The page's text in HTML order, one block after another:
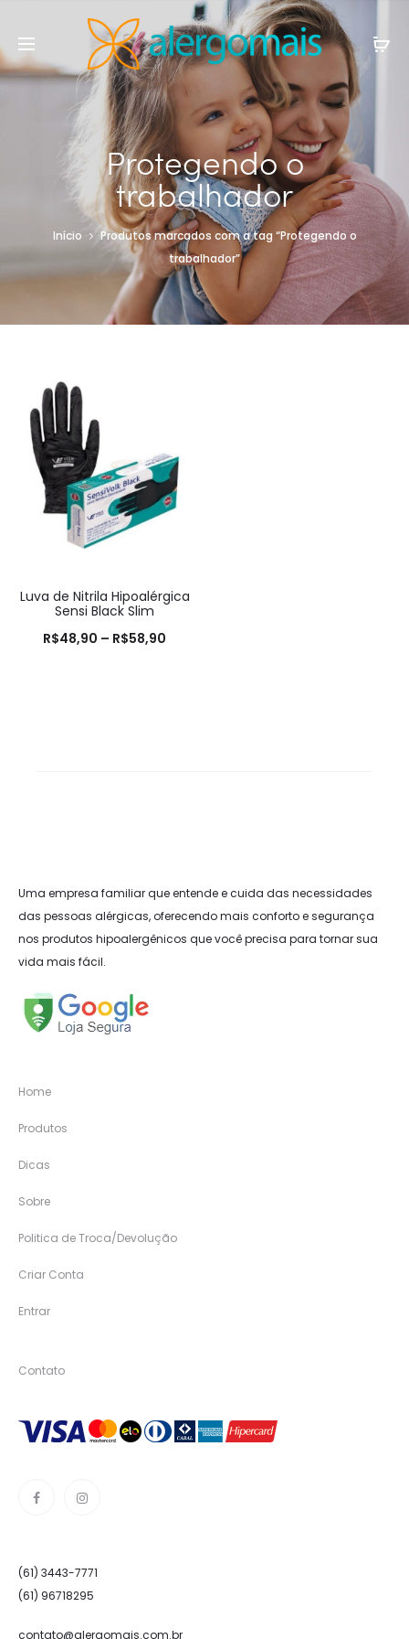
Protegendo o
trabalhador
Início
Produtos marcados com a tag “Protegendo o
trabalhador”
Luva de Nitrila Hipoalérgica
Sensi Black Slim
R$48,90 – R$58,90
Uma empresa familiar que entende e cuida das necessidades
das pessoas alérgicas, oferecendo mais conforto e segurança
nos produtos hipoalergênicos que você precisa para tornar sua
vida mais fácil.
Home
Produtos
Dicas
Sobre
Politica de Troca/Devolução
Criar Conta
Entrar
Contato
(61) 3443-7771
(61) 96718295
contato@alergomais.com.br